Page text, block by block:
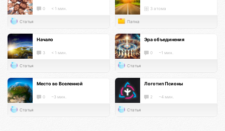
0 < 1 мин.
Статья
3 атома
Папка
Начало
3 < 1 мин.
Статья
Эра объединения
0 ~1 мин.
Статья
Место во Вселенной
0 ~3 мин.
Статья
Логотип Псионы
2 ~4 мин.
Статья